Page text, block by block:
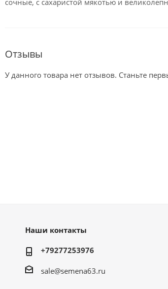
сочные, с сахаристой мякотью и
Отзывы
У данного товара нет отзывов. Станьте
Наши контакты
+79277253976
sale@semena63.ru